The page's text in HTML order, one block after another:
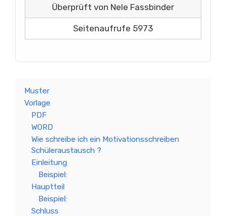
Überprüft von Nele Fassbinder
Seitenaufrufe 5973
Muster
Vorlage
PDF
WORD
Wie schreibe ich ein Motivationsschreiben
Schüleraustausch ?
Einleitung
Beispiel:
Hauptteil
Beispiel:
Schluss